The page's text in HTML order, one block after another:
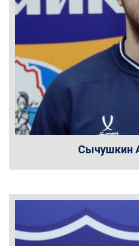
Сычушкин